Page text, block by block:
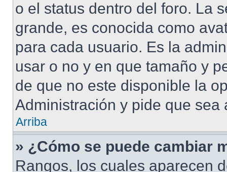
o el status dentro del foro. La
grande, es conocida como
para cada usuario. Es la
usar o no y en que tamaño y
de que no este disponible la
Administración y pide que sea
Arriba
» ¿Cómo se puede cambiar
Rangos, los cuales aparecen